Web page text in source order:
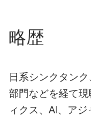
略歴
日系シンクタン
部門などを経て
ィクス、AI、ア